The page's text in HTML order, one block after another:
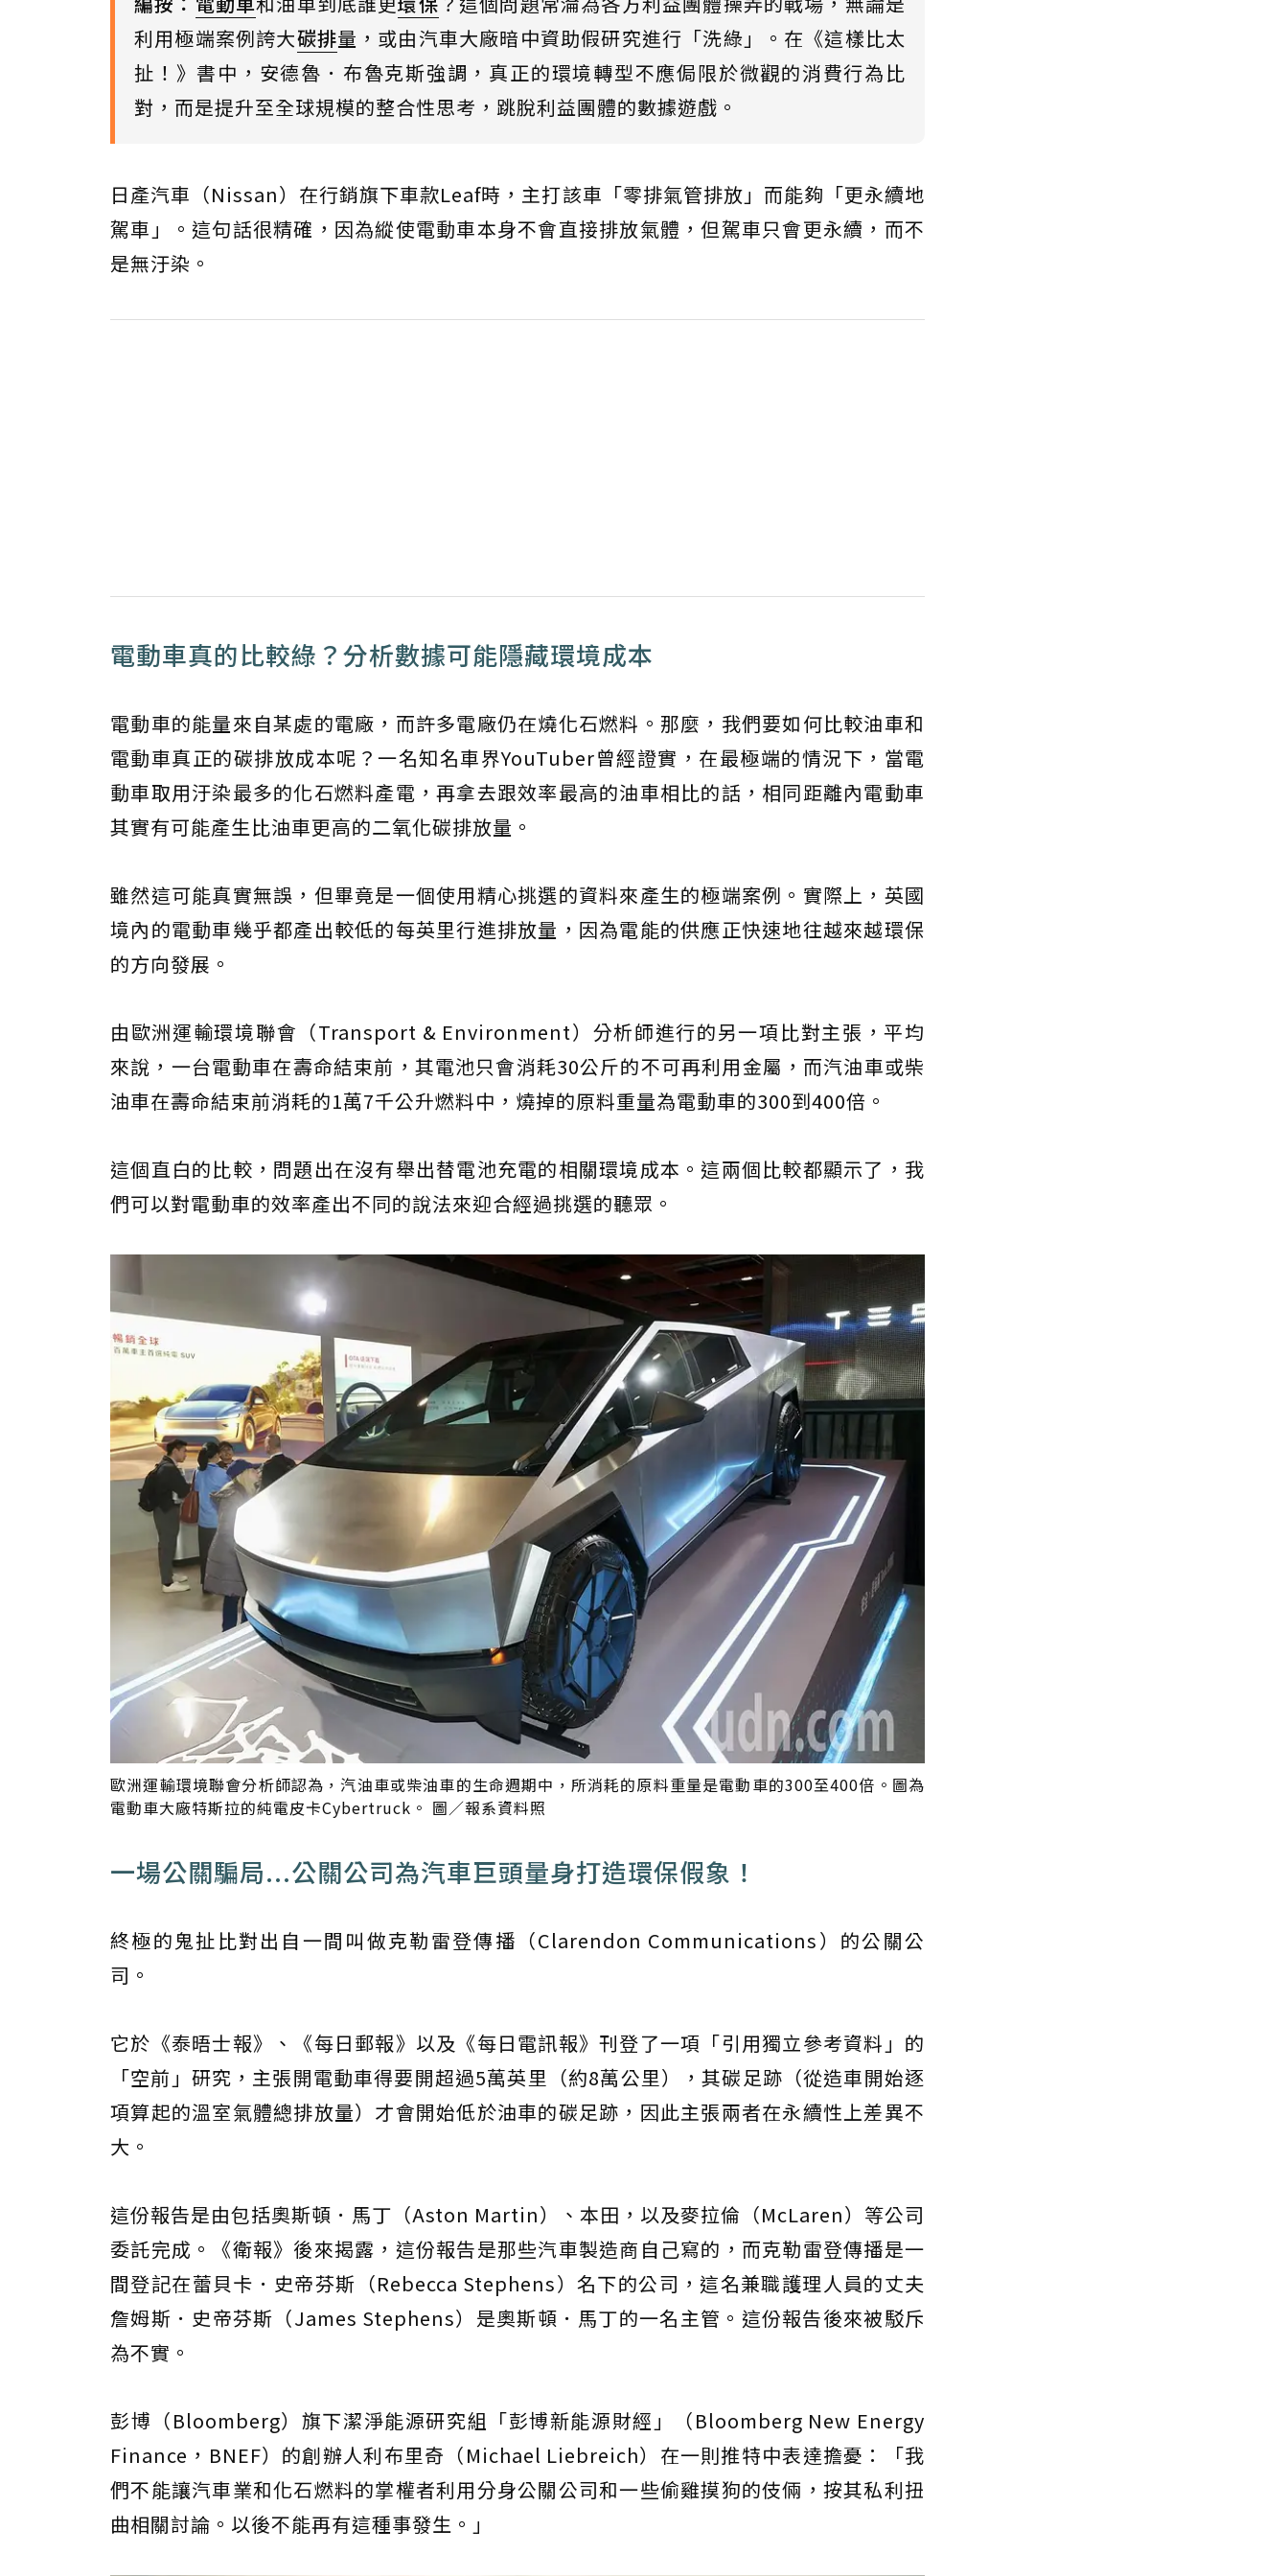
利用極端案例誇大碳排量，或由汽車大廠暗中資助假研究進行「洗綠」。在《這樣比太
扯！》書中，安德魯．布魯克斯強調，真正的環境轉型不應侷限於微觀的消費行為比
對，而是提升至全球規模的整合性思考，跳脫利益團體的數據遊戲。
日產汽車（Nissan）在行銷旗下車款Leaf時，主打該車「零排氣管排放」而能夠「更永續地
駕車」。這句話很精確，因為縱使電動車本身不會直接排放氣體，但駕車只會更永續，而不
是無汙染。
電動車真的比較綠？分析數據可能隱藏環境成本
電動車的能量來自某處的電廠，而許多電廠仍在燒化石燃料。那麼，我們要如何比較油車和
電動車真正的碳排放成本呢？一名知名車界YouTuber曾經證實，在最極端的情況下，當電
動車取用汙染最多的化石燃料產電，再拿去跟效率最高的油車相比的話，相同距離內電動車
其實有可能產生比油車更高的二氧化碳排放量。
雖然這可能真實無誤，但畢竟是一個使用精心挑選的資料來產生的極端案例。實際上，英國
境內的電動車幾乎都產出較低的每英里行進排放量，因為電能的供應正快速地往越來越環保
的方向發展。
由歐洲運輸環境聯會（Transport & Environment）分析師進行的另一項比對主張，平均
來說，一台電動車在壽命結束前，其電池只會消耗30公斤的不可再利用金屬，而汽油車或柴
油車在壽命結束前消耗的1萬7千公升燃料中，燒掉的原料重量為電動車的300到400倍。
這個直白的比較，問題出在沒有舉出替電池充電的相關環境成本。這兩個比較都顯示了，我
們可以對電動車的效率產出不同的說法來迎合經過挑選的聽眾。
歐洲運輸環境聯會分析師認為，汽油車或柴油車的生命週期中，所消耗的原料重量是電動車的300至400倍。圖為
電動車大廠特斯拉的純電皮卡Cybertruck。 圖／報系資料照
一場公關騙局...公關公司為汽車巨頭量身打造環保假象！
終極的鬼扯比對出自一間叫做克勒雷登傳播（Clarendon Communications）的公關公
司。
它於《泰晤士報》、《每日郵報》以及《每日電訊報》刊登了一項「引用獨立參考資料」的
「空前」研究，主張開電動車得要開超過5萬英里（約8萬公里），其碳足跡（從造車開始逐
項算起的溫室氣體總排放量）才會開始低於油車的碳足跡，因此主張兩者在永續性上差異不
大。
這份報告是由包括奧斯頓．馬丁（Aston Martin）、本田，以及麥拉倫（McLaren）等公司
委託完成。《衛報》後來揭露，這份報告是那些汽車製造商自己寫的，而克勒雷登傳播是一
間登記在蕾貝卡．史帝芬斯（Rebecca Stephens）名下的公司，這名兼職護理人員的丈夫
詹姆斯．史帝芬斯（James Stephens）是奧斯頓．馬丁的一名主管。這份報告後來被駁斥
為不實。
彭博（Bloomberg）旗下潔淨能源研究組「彭博新能源財經」（Bloomberg New Energy
Finance，BNEF）的創辦人利布里奇（Michael Liebreich）在一則推特中表達擔憂：「我
們不能讓汽車業和化石燃料的掌權者利用分身公關公司和一些偷雞摸狗的伎倆，按其私利扭
曲相關討論。以後不能再有這種事發生。」